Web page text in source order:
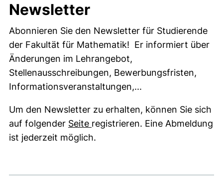
Newsletter
Abonnieren Sie den Newsletter für Studierende
der Fakultät für Mathematik! Er informiert über
Änderungen im Lehrangebot,
Stellenausschreibungen, Bewerbungsfristen,
Informationsveranstaltungen,...
Um den Newsletter zu erhalten, können Sie sich
auf folgender Seite (externer Link, öffnet neues
registrieren. Eine Abmeldung
ist jederzeit möglich.